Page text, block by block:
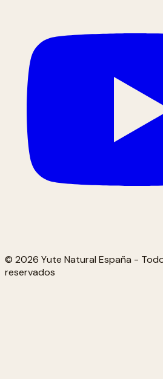
© 2026 Yute Natural España -
reservados